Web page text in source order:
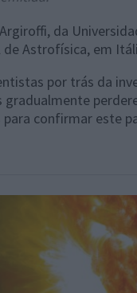
da
Astrofísica, em
por trás da
gradualmente
confirmar este